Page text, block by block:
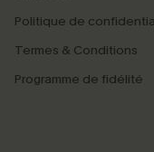
Politique de
Termes & Conditions
Programme de fidélité
En soumettant votre
marketing (y compris
reconnaissez avoir pris
pouvons utiliser les